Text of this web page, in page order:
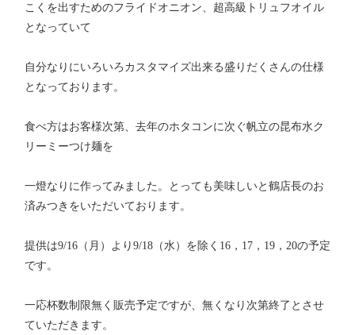
こくを出すためのフライドオニオン、超高級トリュフオイル
となっていて
自分なりにいろいろカスタマイズ出来る盛りだくさんの仕様
となっております。
食べ方はお客様次第、去年のホタコンに次ぐ帆立の昆布水ク
リーミーつけ麺を
一燈なりに作ってみました。とっても美味しいと鶴店長のお
済みつきをいただいております。
提供は9/16（月）より9/18（水）を除く16，17，19，20の予定
です。
一応杯数制限無く販売予定ですが、無くなり次第終了とさせ
ていただきます。